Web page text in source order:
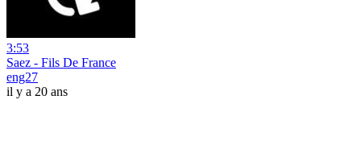
3:53
Saez - Fils De France
eng27
il y a 20 ans